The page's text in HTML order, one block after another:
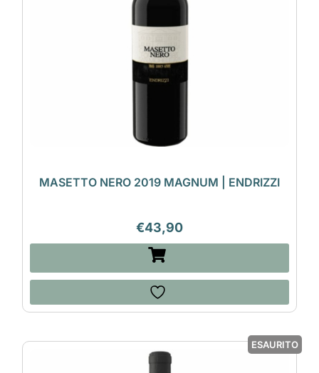
MASETTO NERO 2019 MAGNUM | ENDRIZZI
€43,90
ESAURITO